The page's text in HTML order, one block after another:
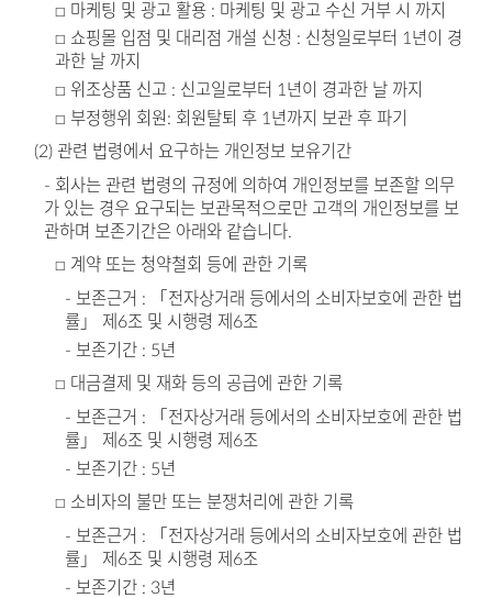
□ 마케팅 및 광고 활용 : 마케팅 및 광고 수신 거부 시 까지
□ 쇼핑몰 입점 및 대리점 개설 신청 : 신청일로부터 1년이 경
과한 날 까지
□ 위조상품 신고 : 신고일로부터 1년이 경과한 날 까지
□ 부정행위 회원: 회원탈퇴 후 1년까지 보관 후 파기
(2) 관련 법령에서 요구하는 개인정보 보유기간
- 회사는 관련 법령의 규정에 의하여 개인정보를 보존할 의무
가 있는 경우 요구되는 보관목적으로만 고객의 개인정보를 보
관하며 보존기간은 아래와 같습니다.
□ 계약 또는 청약철회 등에 관한 기록
- 보존근거 : 「전자상거래 등에서의 소비자보호에 관한 법
률」 제6조 및 시행령 제6조
- 보존기간 : 5년
□ 대금결제 및 재화 등의 공급에 관한 기록
- 보존근거 : 「전자상거래 등에서의 소비자보호에 관한 법
률」 제6조 및 시행령 제6조
- 보존기간 : 5년
□ 소비자의 불만 또는 분쟁처리에 관한 기록
- 보존근거 : 「전자상거래 등에서의 소비자보호에 관한 법
률」 제6조 및 시행령 제6조
- 보존기간 : 3년